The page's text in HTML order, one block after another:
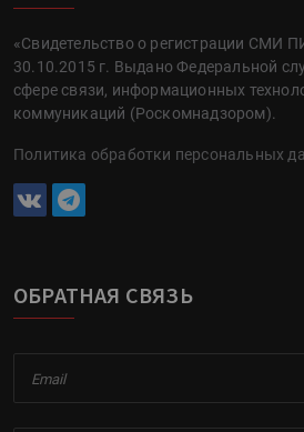
«Свидетельство о регистрации СМИ
30.10.2015 г. Выдано Федеральной
сфере связи, информационных
коммуникаций (Роскомнадзором).
Политика обработки персональных
ОБРАТНАЯ СВЯЗЬ